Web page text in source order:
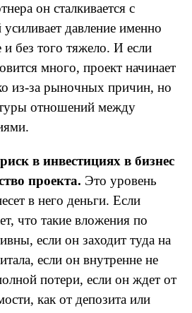
он сталкивается с
давление именно
и без того тяжело. И если
много, проект начинает
из-за рыночных причин, но
отношений между
в инвестициях в бизнес
проекта. Это уровень
в него деньги. Если
что такие вложения по
если он заходит туда на
если он внутренне не
потери, если он ждет от
как от депозита или